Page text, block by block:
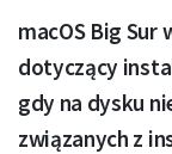
macOS Big Sur
dotyczący
gdy na dysku
związanych z